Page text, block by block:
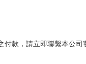
款，請立即聯繫本公司